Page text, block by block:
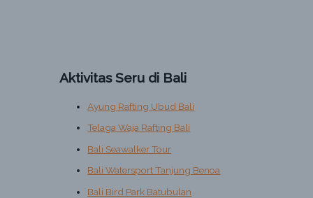
Aktivitas Seru di Bali
Ayung Rafting Ubud Bali
Telaga Waja Rafting Bali
Bali Seawalker Tour
Bali Watersport Tanjung Benoa
Bali Bird Park Batubulan